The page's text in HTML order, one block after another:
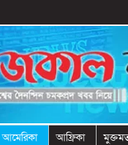
আমেরিকা আফ্রিকা